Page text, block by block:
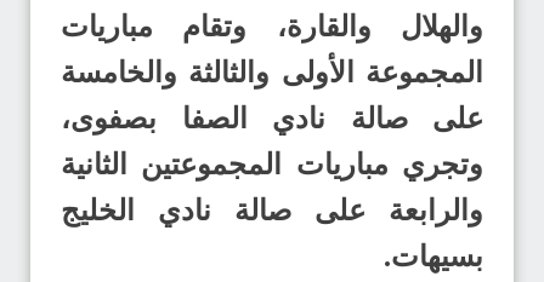
والهلال والقارة، وتقام مباريات
المجموعة الأولى والثالثة والخامسة
على صالة نادي الصفا بصفوى،
وتجري مباريات المجموعتين الثانية
والرابعة على صالة نادي الخليج
بسيهات.